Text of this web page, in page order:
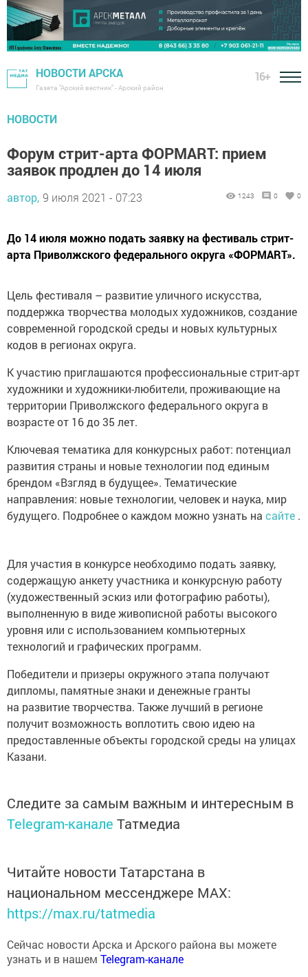
НОВОСТИ АРСКА
Газета "Арский вестник" - Арский район
16+
НОВОСТИ
Форум стрит-арта ФОРМART: прием
заявок продлен до 14 июля
автор, 9 июля 2021 - 07:23 1243 0 0
До 14 июля можно подать заявку на фестиваль стрит-
арта Приволжского федерального округа «ФОРМART».
Цель фестиваля – развитие уличного искусства,
поддержка творчества молодых художников, создание
современной городской среды и новых культурных
кодов в регионах округа.
К участию приглашаются профессиональные стрит-арт
художники и художники-любители, проживающие на
территории Приволжского федерального округа в
возрасте от 16 до 35 лет.
Ключевая тематика для конкурсных работ: потенциал
развития страны и новые технологии под единым
брендом «Взгляд в будущее». Тематические
направления: новые технологии, человек и наука, мир
будущего. Подробнее о каждом можно узнать на сайте .
Для участия в конкурсе необходимо подать заявку,
содержащую анкету участника и конкурсную работу
(художественный эскиз или фотографию работы),
выполненную в виде живописной работы высокого
уровня или с использованием компьютерных
технологий и графических программ.
Победители и призеры окружного этапа получают
дипломы, памятные знаки и денежные гранты
на развитие творчества. Также лучший в регионе
получит возможность воплотить свою идею на
предоставленные объекты городской среды на улицах
Казани.
Следите за самым важным и интересным в
Telegram-канале Татмедиа
Читайте новости Татарстана в
национальном мессенджере MАХ:
https://max.ru/tatmedia
Сейчас новости Арска и Арского района вы можете
узнать и в нашем Telegram-канале